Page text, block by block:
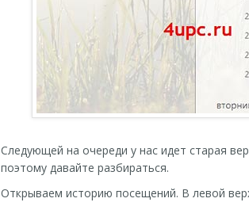
Следующей на очереди у нас идет старая
поэтому давайте разбираться.
Открываем историю посещений. В левой